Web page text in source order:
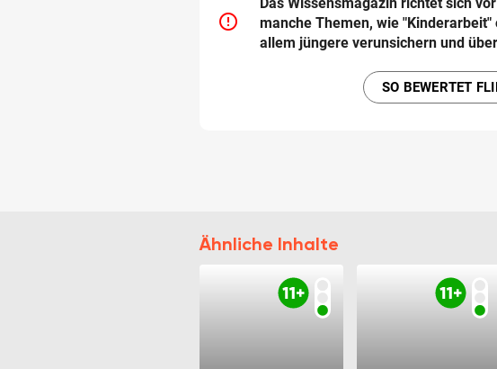
error_outline
manche Themen, wie
allem jüngere verunsichern und
SO BEWERTET
Ähnliche Inhalte